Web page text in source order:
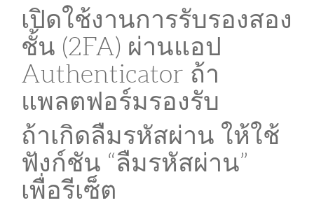
เปิดใช้งานการรับรองสอง
ชั้น (2FA) ผ่านแอป
Authenticator ถ้า
แพลตฟอร์มรองรับ
ถ้าเกิดลืมรหัสผ่าน ให้ใช้
ฟังก์ชัน “ลืมรหัสผ่าน”
เพื่อรีเซ็ต